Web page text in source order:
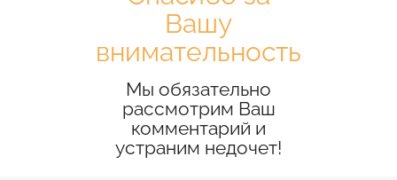
Вашу
внимательность
Мы обязательно
рассмотрим Ваш
комментарий и
устраним недочет!